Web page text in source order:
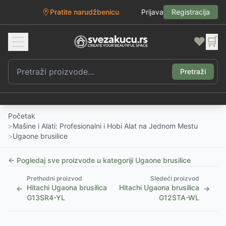
Pratite narudžbenicu Prijava Registracija
❤️ 🛒
Pretraži
Početak
>Mašine i Alati: Profesionalni i Hobi Alat na Jednom Mestu
>Ugaone brusilice
← Pogledaj sve proizvode u kategoriji Ugaone brusilice
←
Prethodni proizvod
Hitachi Ugaona brusilica
G13SR4-YL
Sledeći proizvod
Hitachi Ugaona brusilica
G12STA-WL
→